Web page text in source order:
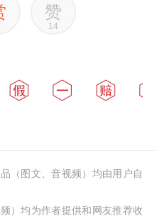
赞
14
（图文、音视频）均由用户自
）均为作者提供和网友推荐收